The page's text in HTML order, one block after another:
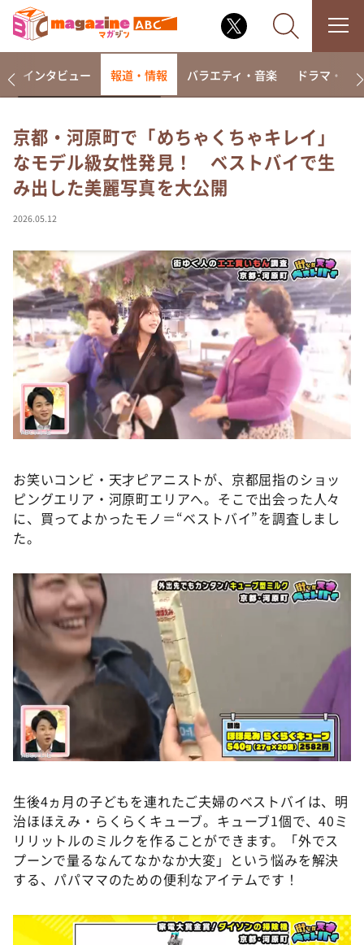
なるみ・岡村の過ぎるTV
相席食堂
これ余談なんですけど・・・
て真剣です
探偵！ナイトスクープ
news おかえり
河合＆A.B.C-Z塚田×福井アナ「なんでやねん！？」
（news おかえり）
DAIGOも台所 ～きょうの献立 何にする？～
本日はダイアンなり！シーズン２
朝だ！生です旅サラダ
ＬＩＦＥ～夢のカタチ～
新婚さんいらっしゃい！
ぺこぱのまるスポ
アナ回覧板
インタビュー 報道・情報 バラエティ・音楽 ドラマ・映画
京都・河原町で「めちゃくちゃキレイ」
なモデル級女性発見！ ベストバイで生
み出した美麗写真を大公開
2026.05.12
お笑いコンビ・天才ピアニストが、京都屈指のショッ
ピングエリア・河原町エリアへ。そこで出会った人々
に、買ってよかったモノ＝“ベストバイ”を調査しまし
た。
生後4ヵ月の子どもを連れたご夫婦のベストバイは、明
治ほほえみ・らくらくキューブ。キューブ1個で、40ミ
リリットルのミルクを作ることができます。「外でス
プーンで量るなんてなかなか大変」という悩みを解決
する、パパママのための便利なアイテムです！